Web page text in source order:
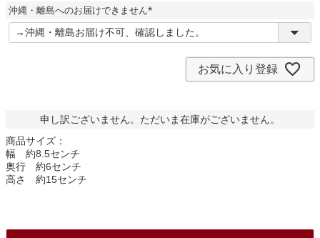
)
沖縄・離島へのお届けできません
(
必
お気に入り登録
申し訳ございません。ただいま在庫がございません。
商品サイズ：
幅 約8.5センチ
奥行 約6センチ
高さ 約15センチ